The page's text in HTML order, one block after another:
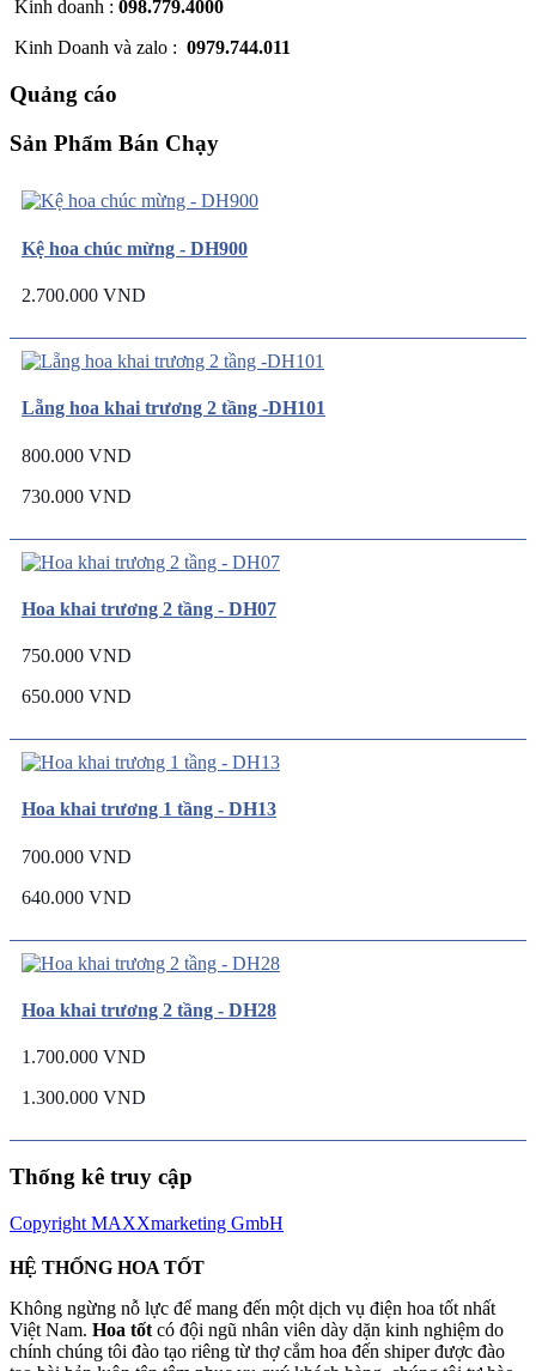
Kinh doanh : 098.779.4000
Kinh Doanh và zalo : 0979.744.011
Quảng cáo
Sản Phẩm Bán Chạy
Kệ hoa chúc mừng - DH900
2.700.000 VND
Lẵng hoa khai trương 2 tầng -DH101
800.000 VND
730.000 VND
Hoa khai trương 2 tầng - DH07
750.000 VND
650.000 VND
Hoa khai trương 1 tầng - DH13
700.000 VND
640.000 VND
Hoa khai trương 2 tầng - DH28
1.700.000 VND
1.300.000 VND
Thống kê truy cập
Copyright MAXXmarketing GmbH
HỆ THỐNG HOA TỐT
Không ngừng nỗ lực để mang đến một dịch vụ điện hoa tốt nhất
Việt Nam. Hoa tốt có đội ngũ nhân viên dày dặn kinh nghiệm do
chính chúng tôi đào tạo riêng từ thợ cắm hoa đến shiper được đào